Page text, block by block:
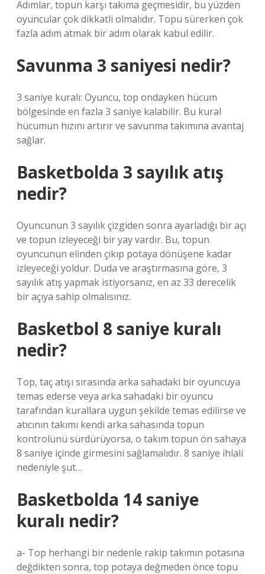
Adımlar, topun karşı takıma geçmesidir, bu yüzden
oyuncular çok dikkatli olmalıdır. Topu sürerken çok
fazla adım atmak bir adım olarak kabul edilir.
Savunma 3 saniyesi nedir?
3 saniye kuralı: Oyuncu, top ondayken hücum
bölgesinde en fazla 3 saniye kalabilir. Bu kural
hücumun hızını artırır ve savunma takımına avantaj
sağlar.
Basketbolda 3 sayılık atış
nedir?
Oyuncunun 3 sayılık çizgiden sonra ayarladığı bir açı
ve topun izleyeceği bir yay vardır. Bu, topun
oyuncunun elinden çıkıp potaya dönüşene kadar
izleyeceği yoldur. Duda ve araştırmasına göre, 3
sayılık atış yapmak istiyorsanız, en az 33 derecelik
bir açıya sahip olmalısınız.
Basketbol 8 saniye kuralı
nedir?
Top, taç atışı sırasında arka sahadaki bir oyuncuya
temas ederse veya arka sahadaki bir oyuncu
tarafından kurallara uygun şekilde temas edilirse ve
atıcının takımı kendi arka sahasında topun
kontrolünü sürdürüyorsa, o takım topun ön sahaya
8 saniye içinde girmesini sağlamalıdır. 8 saniye ihlali
nedeniyle şut…
Basketbolda 14 saniye
kuralı nedir?
a- Top herhangi bir nedenle rakip takımın potasına
değdikten sonra, top potaya değmeden önce topu